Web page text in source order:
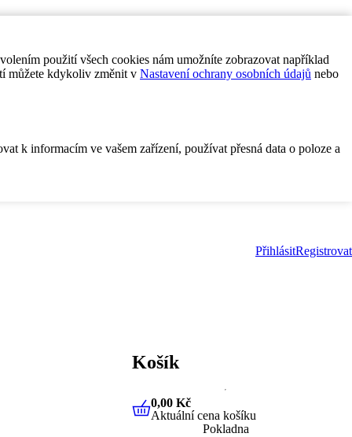
použití všech cookies nám umožníte zobrazovat například
můžete kdykoliv změnit v Nastavení ochrany osobních údajů nebo
k informacím ve vašem zařízení, používat přesná data o poloze a
PřihlásitRegistrovat
Košík
0,00 KčAktuální cena košíku
0,00 Kč
Aktuální cena košíku
Pokladna